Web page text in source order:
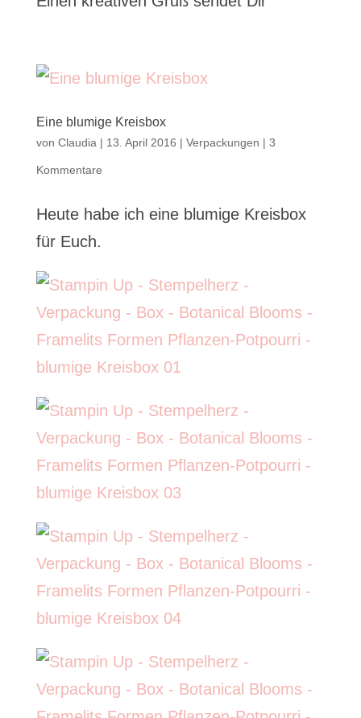
Eine blumige Kreisbox
von Claudia | 13. April 2016 | Verpackungen | 3
Kommentare
Heute habe ich eine blumige Kreisbox
für Euch.